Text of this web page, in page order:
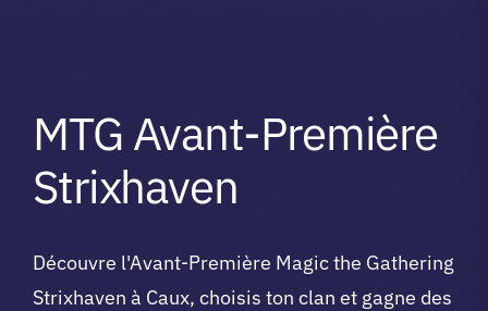
Contact
app.
Vibe Game
MTG Avant-Première
Strixhaven
Découvre l'Avant-Première Magic the Gathering
Strixhaven à Caux, choisis ton clan et gagne des